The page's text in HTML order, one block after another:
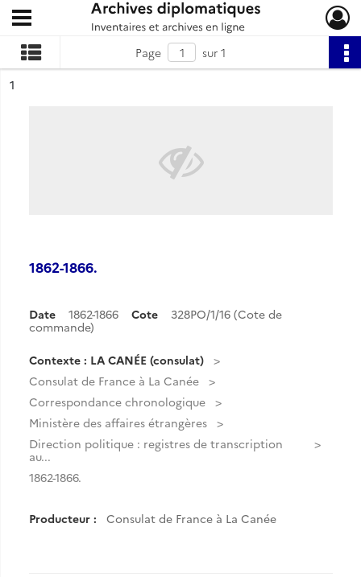
Archives diplomatiques
Ouvrir le menu déroulant
Page
sur 1
n°
1
1862-1866.
Date 1862-1866 Cote
328PO/1/16 (Cote de
commande)
Contexte : LA CANÉE (consulat)
Consulat de France à La Canée
Correspondance chronologique
Ministère des affaires étrangères
Direction politique : registres de transcription
au...
1862-1866.
Producteur : Consulat de France à La Canée